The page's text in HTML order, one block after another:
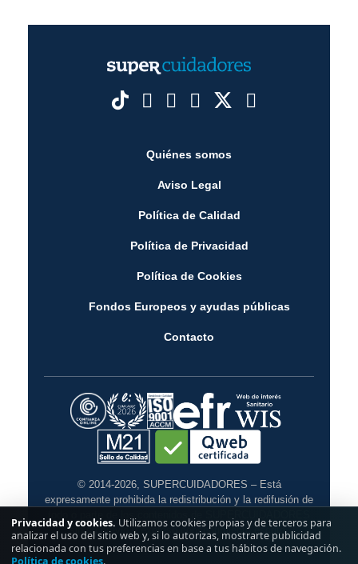
Privacidad y cookies. Utilizamos cookies propias y de terceros para
analizar el uso del sitio web y, si lo autorizas, mostrarte publicidad
relacionada con tus preferencias en base a tus hábitos de navegación.
Política de cookies.
Quiénes somos
Aviso Legal
Política de Calidad
Política de Privacidad
Política de Cookies
Fondos Europeos y ayudas públicas
Contacto
© 2014-2026, SUPERCUIDADORES – Está
expresamente prohibida la redistribución y la redifusión de
sin su previo y expreso consentimiento escrito.